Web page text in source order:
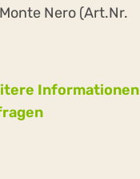
Nero (Art.Nr.
Informationen